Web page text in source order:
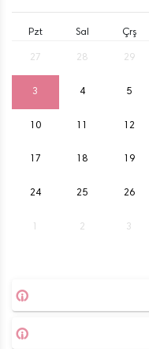
Pzt Sal Çrş
27 28 29
3 4 5
10 12
17 18 19
24 25 26
2 3